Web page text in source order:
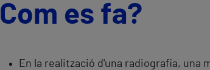
Com es fa?
En la realització d'una radiografia, una